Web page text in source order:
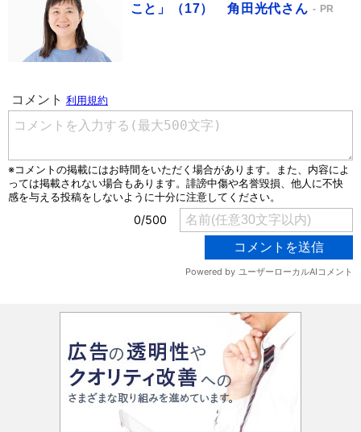
こと」（17） 角田光代さん
PR